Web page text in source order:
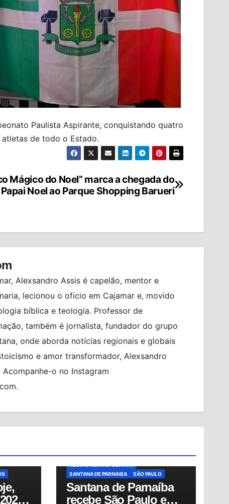
Paulista Aspirante, conquistando quatro
de todo o Estado.
Mágico do Noel” marca a chegada do
Papai Noel ao Parque Shopping Barueri
Alexsandro Assis é capelão, mentor e
lecionou o oficio em Cajamar e, movido
bíblica e teologia. Professor de
também é jornalista, fundador do grupo
onde aborda notícias regionais e globais
e amor transformador, Alexsandro
o no Instagram
OSASCO
RED BULL BRAGANTINO
SANTANA DE PARNAIBA
SÃO PAULO
Santana de Parnaíba
recebe São Paulo e